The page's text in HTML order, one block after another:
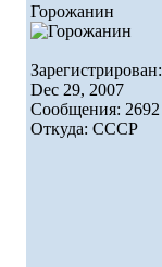
Горожанин
Зарегистрирован:
Dec 29, 2007
Сообщения: 2692
Откуда: СССР